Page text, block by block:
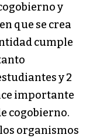
y
que se crea
cumple
y 2
importante
cogobierno.
organismos